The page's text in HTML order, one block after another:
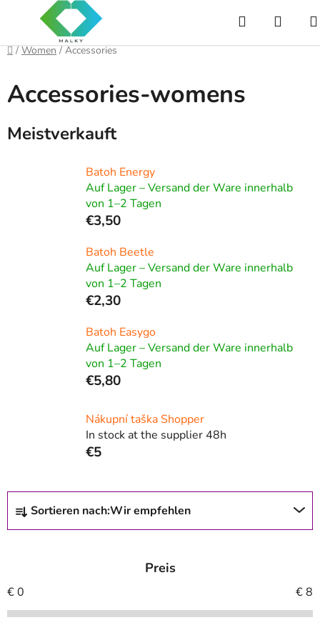
Suchen
Startseite
/ Women / Accessories
Accessories-womens
Meistverkauft
Batoh Energy
Auf Lager – Versand der Ware innerhalb
von 1–2 Tagen
€3,50
Batoh Beetle
Auf Lager – Versand der Ware innerhalb
von 1–2 Tagen
€2,30
Batoh Easygo
Auf Lager – Versand der Ware innerhalb
von 1–2 Tagen
€5,80
Nákupní taška Shopper
In stock at the supplier 48h
€5
P
o
k
t
Sortieren nach:Wir empfehlen
Preis
€0 €8